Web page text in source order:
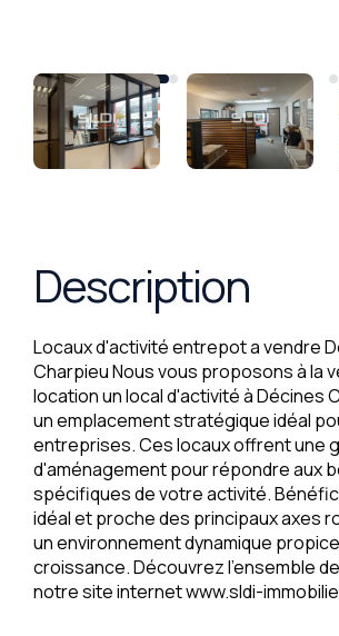
Description
Locaux d'activité entrepot a vendre
Charpieu Nous vous proposons à la
location un local d'activité à Décines
un emplacement stratégique idéal
entreprises. Ces locaux offrent une
d'aménagement pour répondre aux
spécifiques de votre activité.
idéal et proche des principaux axes
un environnement dynamique
croissance. Découvrez l'ensemble
notre site internet www.sldi-